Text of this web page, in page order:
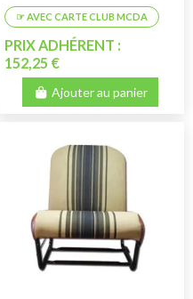
PRIX ADHÉRENT :
152,25 €
Ajouter au panier